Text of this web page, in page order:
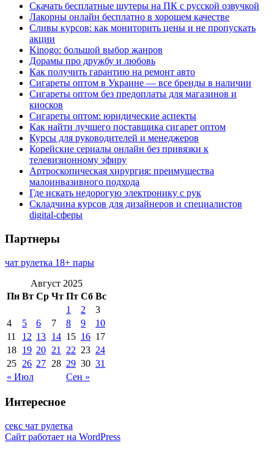
Скачать бесплатные шутеры на ПК с русской озвучкой
Лакорны онлайн бесплатно в хорошем качестве
Сливы курсов: как мониторить цены и не пропускать
акции
Kinogo: большой выбор жанров
Дорамы про дружбу и любовь
Как получить гарантию на ремонт авто
Сигареты оптом в Украине — все бренды в наличии
Сигареты оптом без предоплаты для магазинов и
киосков
Сигареты оптом: юридические аспекты
Как найти лучшего поставщика сигарет оптом
Курсы для руководителей и менеджеров
Корейские сериалы онлайн без привязки к
телевизионному эфиру
Артроскопическая хирургия: преимущества
малоинвазивного подхода
Где искать недорогую электронику с рук
Складчина курсов для дизайнеров и специалистов
digital-сферы
Партнеры
чат рулетка 18+ пары
Август 2025
Пн Вт Ср Чт Пт Сб Вс
« Июл Сен »
1 2
3
4
5 6 7 8 9
10
11
12 13 14 15 16 17
18 19 20 21 22 23 24
25 26 27 28 29 30 31
Интересное
секс чат рулетка
Сайт работает на WordPress